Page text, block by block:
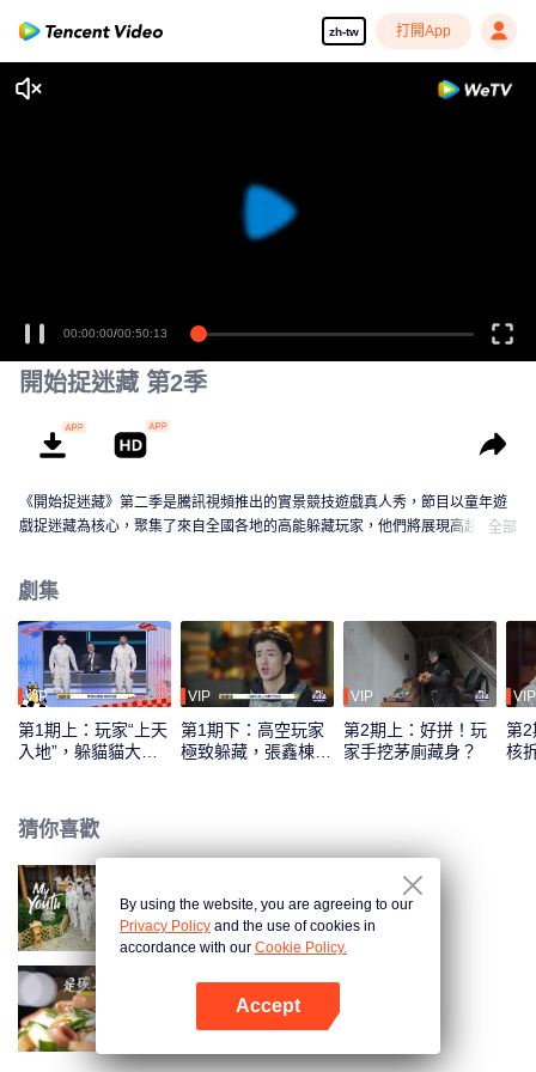
zh-tw 打開App
00:00:00/00:50:13
開始捉迷藏 第2季
《開始捉迷藏》第二季是騰訊視頻推出的實景競技遊戲真人秀，節目以童年遊
戲捉迷藏為核心，聚集了來自全國各地的高能躲藏玩家，他們將展現高超的手
全部
劇集
VIP
第1期上：玩家“上天
入地”，躲貓貓大戰
VIP
第1期下：高空玩家
極致躲藏，張鑫棟破
VIP
第2期上：好拼！玩
家手挖茅廁藏身？
VIP
第2
核
猜你喜歡
少年行
是碳水啊·誘人美食精編
By using the website, you are agreeing to our
Privacy Policy and the use of cookies in
accordance with our Cookie Policy.
Accept